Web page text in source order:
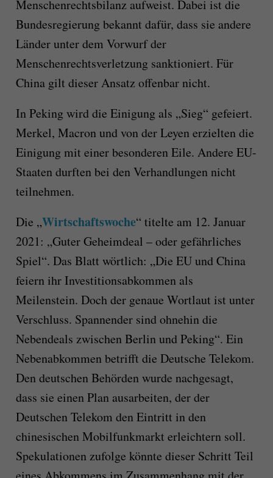
Menschenrechtsbilanz aufweist. Dabei ist die
Bundesregierung bekannt dafür, dass sie andere
Länder unter dem Vorwurf der
Menschenrechtsverletzung sanktioniert. Für
China gilt dieser Ansatz offenbar nicht.
In Peking wird die Einigung als „Sieg“ gefeiert.
Merkel, Macron und von der Leyen erzielten die
Einigung mit einer besonderen Eile. Andere EU-
Staaten durften bei den Verhandlungen nicht
teilnehmen.
Die „Wirtschaftswoche“ titelte am 12. Januar
2021: „Guter Geheimdeal – oder gefährliches
Spiel“. Das Blatt wörtlich: „Die EU und China
feiern ihr Investitionsabkommen als
Meilenstein. Doch der genaue Wortlaut ist unter
Verschluss. Spannender sind ohnehin die
Nebendeals zwischen Berlin und Peking“. Ein
Nebenabkommen betrifft die Deutsche Telekom.
Den deutschen Behörden wurde nachgesagt,
dass sie einen Plan ausarbeiten, der der
Deutschen Telekom den Eintritt in den
chinesischen Mobilfunkmarkt erleichtern soll.
Spekulationen zufolge könnte dieser Schritt Teil